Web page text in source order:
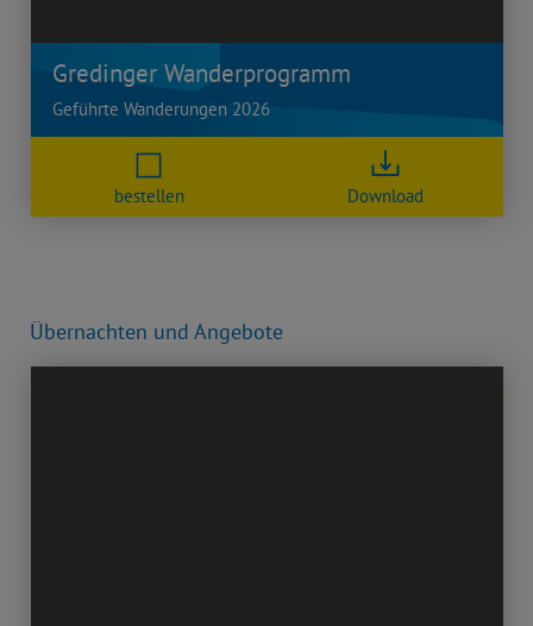
Gredinger Wanderprogramm
Geführte Wanderungen 2026
bestellen Download
Übernachten und Angebote